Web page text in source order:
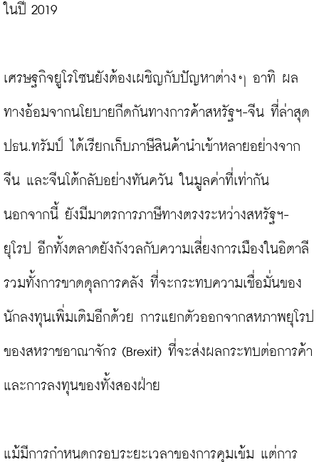
ในปี 2019
เศรษฐกิจยูโรโซนยังต้องเผชิญกับปัญหาต่างๆ อาทิ ผล
ทางอ้อมจากนโยบายกีดกันทางการค้าสหรัฐฯ-จีน ที่ล่าสุด
ปธน.ทรัมป์ ได้เรียกเก็บภาษีสินค้านำเข้าหลายอย่างจาก
จีน และจีนโต้กลับอย่างทันควัน ในมูลค่าที่เท่ากัน
นอกจากนี้ ยังมีมาตรการภาษีทางตรงระหว่างสหรัฐฯ-
ยุโรป อีกทั้งตลาดยังกังวลกับความเสี่ยงการเมืองในอิตาลี
รวมทั้งการขาดดุลการคลัง ที่จะกระทบความเชื่อมั่นของ
นักลงทุนเพิ่มเติมอีกด้วย การแยกตัวออกจากสหภาพยุโรป
ของสหราชอาณาจักร (Brexit) ที่จะส่งผลกระทบต่อการค้า
และการลงทุนของทั้งสองฝ่าย
แม้มีการกำหนดกรอบระยะเวลาของการคุมเข้ม แต่การ